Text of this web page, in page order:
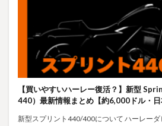
【買いやすいハーレー復活？】新型
440）最新情報まとめ【約6,000ドル・日
新型スプリント440/400について ハーレー